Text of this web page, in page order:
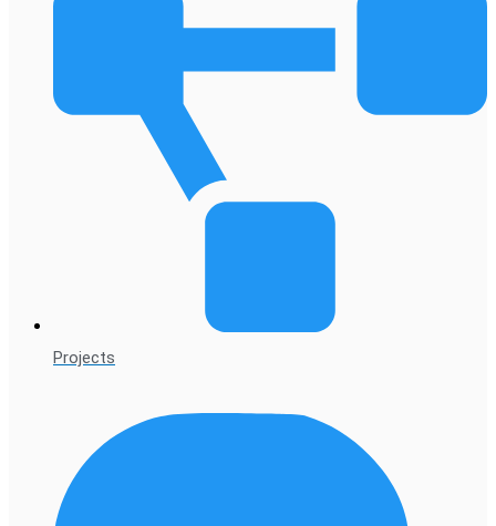
Projects